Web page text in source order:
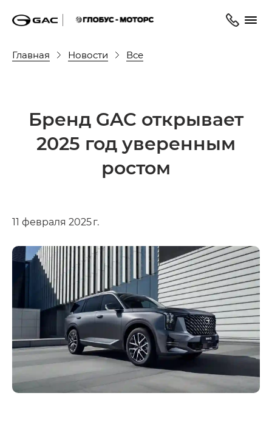
Главная Новости Все
Бренд GAC открывает
2025 год уверенным
ростом
11 февраля 2025 г.